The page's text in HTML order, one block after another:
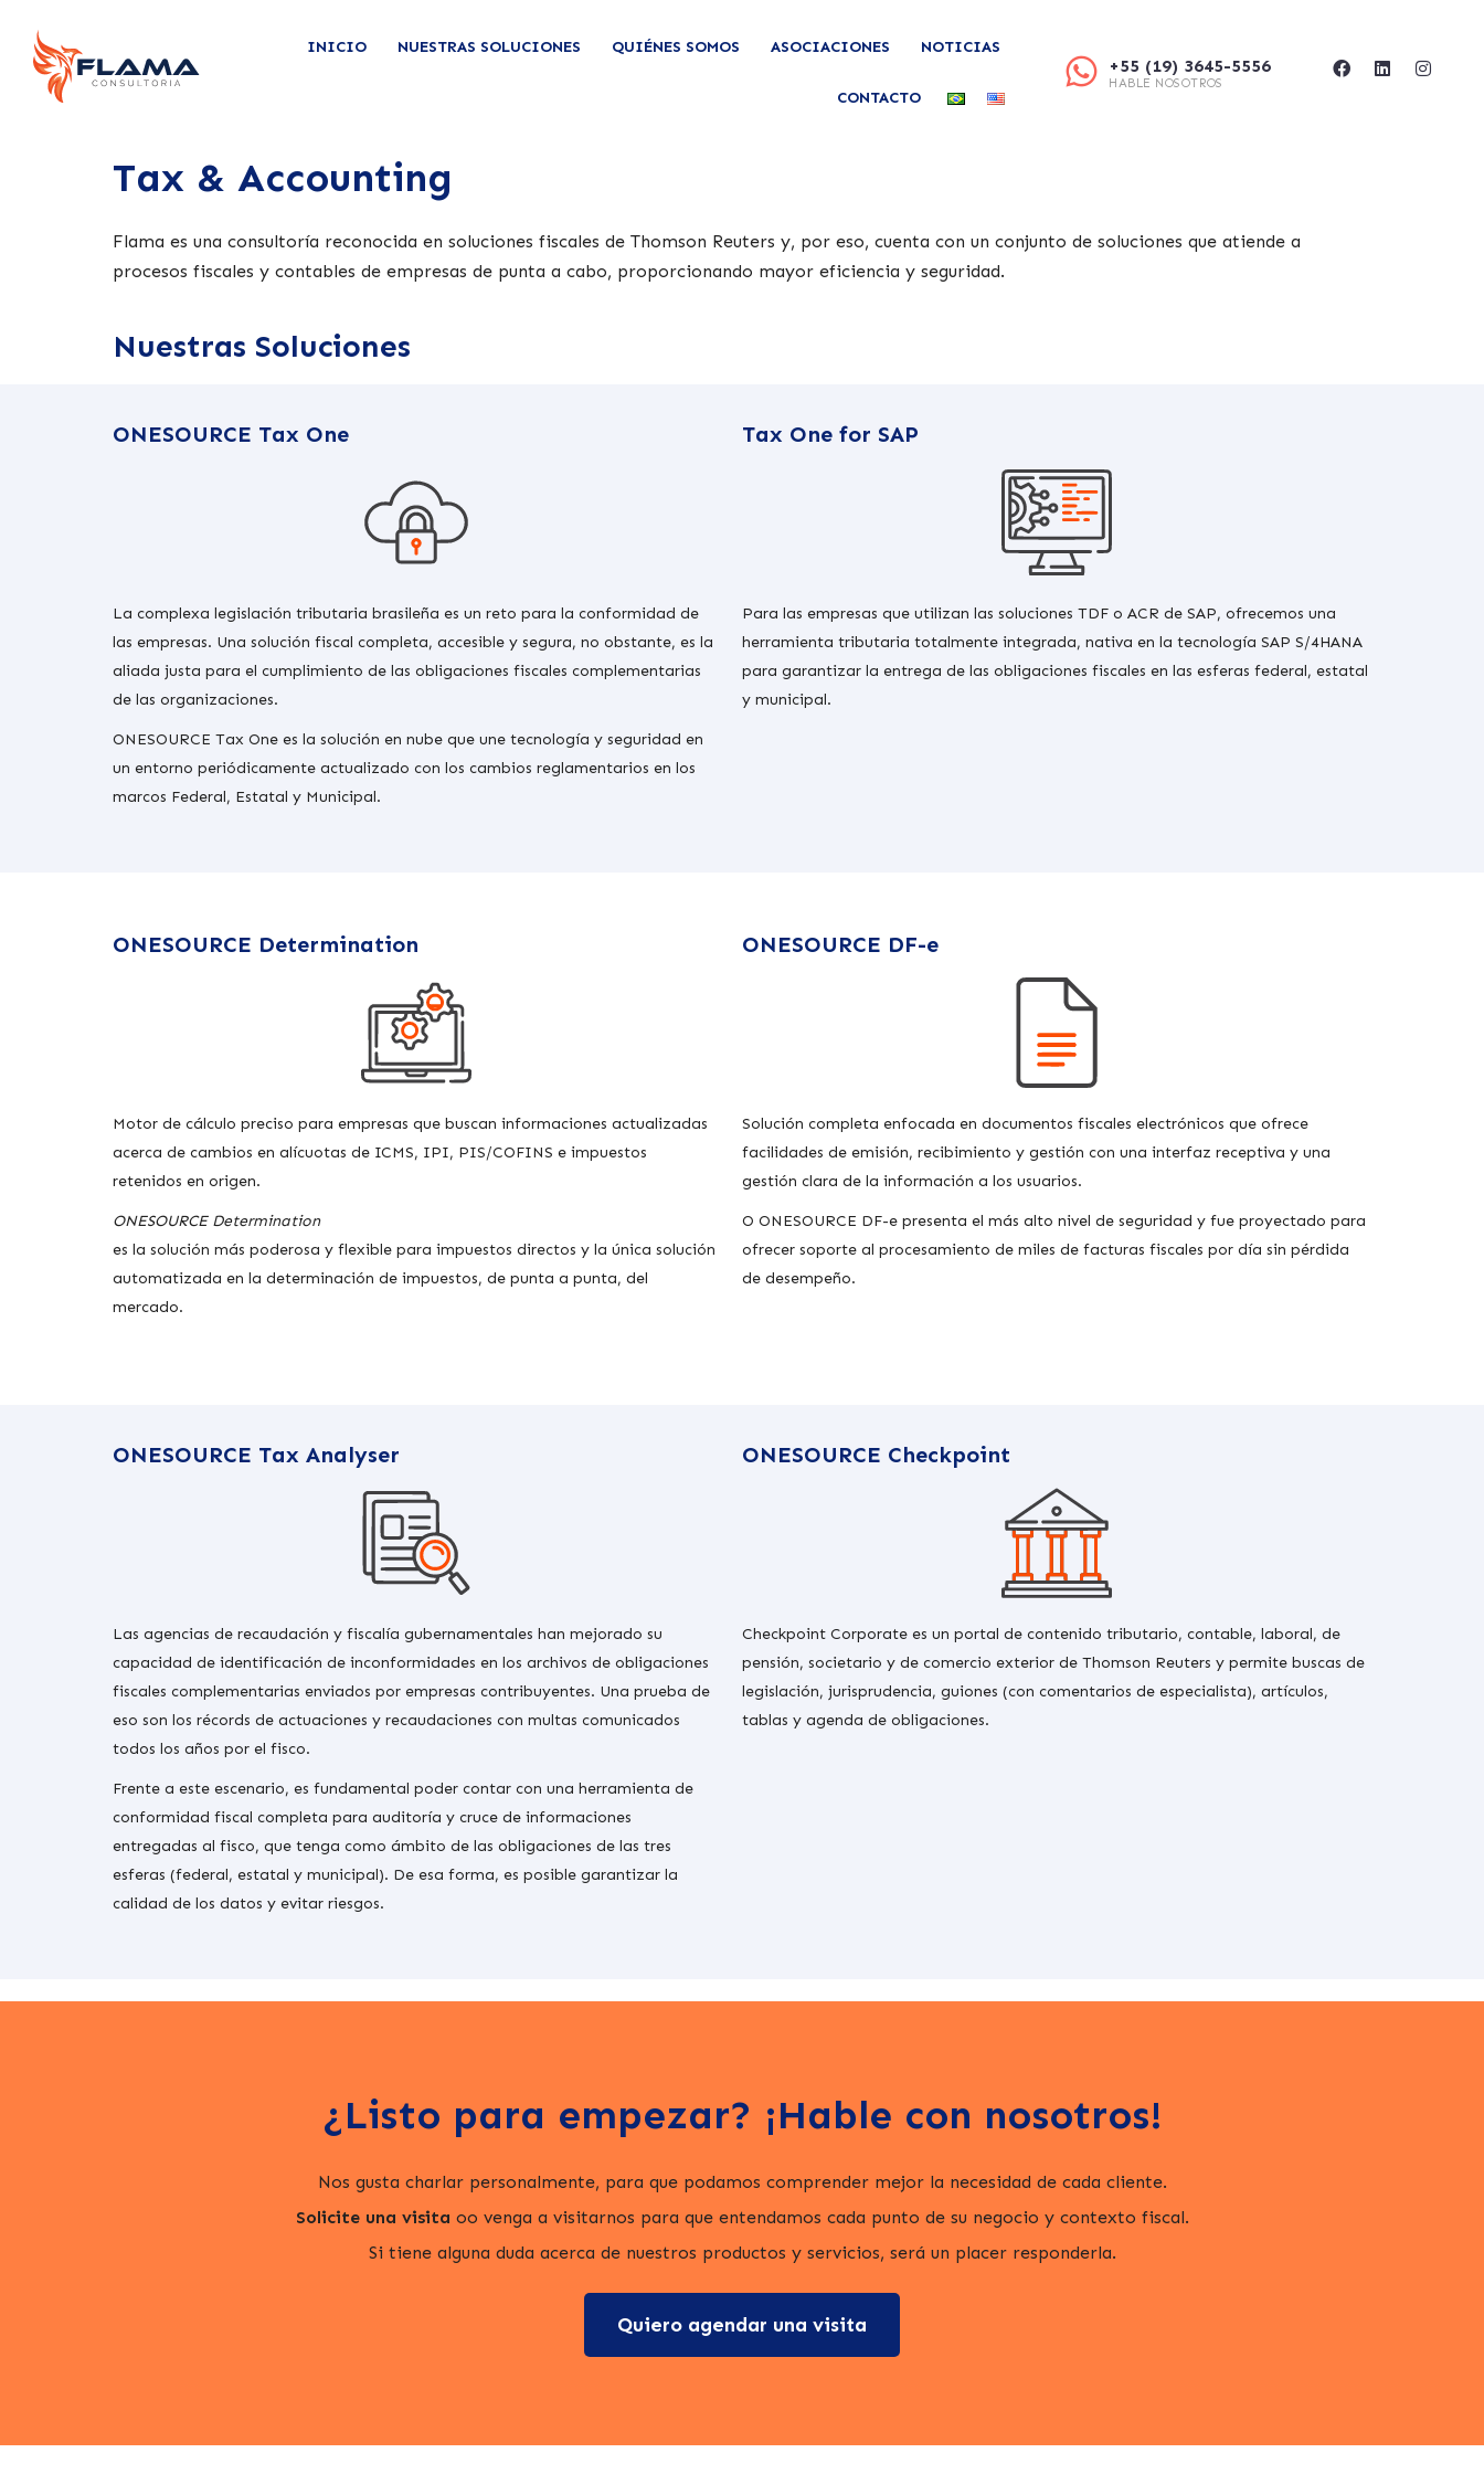
INICIO NUESTRAS SOLUCIONES QUIÉNES SOMOS ASOCIACIONES NOTICIAS
CONTACTO
+55 (19) 3645-5556
HABLE NOSOTROS
Tax & Accounting
Flama es una consultoría reconocida en soluciones fiscales de Thomson Reuters y, por eso, cuenta con un conjunto de soluciones que atiende a
procesos fiscales y contables de empresas de punta a cabo, proporcionando mayor eficiencia y seguridad.
Nuestras Soluciones
ONESOURCE Tax One
La complexa legislación tributaria brasileña es un reto para la conformidad de
las empresas. Una solución fiscal completa, accesible y segura, no obstante, es la
aliada justa para el cumplimiento de las obligaciones fiscales complementarias
de las organizaciones.
ONESOURCE Tax One es la solución en nube que une tecnología y seguridad en
un entorno periódicamente actualizado con los cambios reglamentarios en los
marcos Federal, Estatal y Municipal.
Tax One for SAP
Para las empresas que utilizan las soluciones TDF o ACR de SAP, ofrecemos una
herramienta tributaria totalmente integrada, nativa en la tecnología SAP S/4HANA
para garantizar la entrega de las obligaciones fiscales en las esferas federal, estatal
y municipal.
ONESOURCE Determination
Motor de cálculo preciso para empresas que buscan informaciones actualizadas
acerca de cambios en alícuotas de ICMS, IPI, PIS/COFINS e impuestos
retenidos en origen.
ONESOURCE Determination
es la solución más poderosa y flexible para impuestos directos y la única solución
automatizada en la determinación de impuestos, de punta a punta, del
mercado.
ONESOURCE DF-e
Solución completa enfocada en documentos fiscales electrónicos que ofrece
facilidades de emisión, recibimiento y gestión con una interfaz receptiva y una
gestión clara de la información a los usuarios.
O ONESOURCE DF-e presenta el más alto nivel de seguridad y fue proyectado para
ofrecer soporte al procesamiento de miles de facturas fiscales por día sin pérdida
de desempeño.
ONESOURCE Tax Analyser
Las agencias de recaudación y fiscalía gubernamentales han mejorado su
capacidad de identificación de inconformidades en los archivos de obligaciones
fiscales complementarias enviados por empresas contribuyentes. Una prueba de
eso son los récords de actuaciones y recaudaciones con multas comunicados
todos los años por el fisco.
Frente a este escenario, es fundamental poder contar con una herramienta de
conformidad fiscal completa para auditoría y cruce de informaciones
entregadas al fisco, que tenga como ámbito de las obligaciones de las tres
esferas (federal, estatal y municipal). De esa forma, es posible garantizar la
calidad de los datos y evitar riesgos.
ONESOURCE Checkpoint
Checkpoint Corporate es un portal de contenido tributario, contable, laboral, de
pensión, societario y de comercio exterior de Thomson Reuters y permite buscas de
legislación, jurisprudencia, guiones (con comentarios de especialista), artículos,
tablas y agenda de obligaciones.
¿Listo para empezar? ¡Hable con nosotros!
Nos gusta charlar personalmente, para que podamos comprender mejor la necesidad de cada cliente.
Solicite una visita oo venga a visitarnos para que entendamos cada punto de su negocio y contexto fiscal.
Si tiene alguna duda acerca de nuestros productos y servicios, será un placer responderla.
Quiero agendar una visita